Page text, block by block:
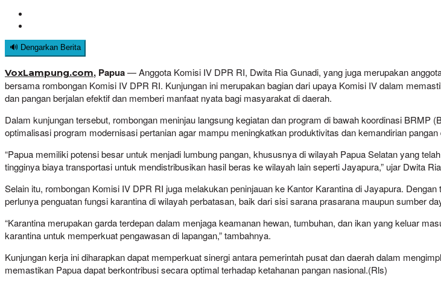
🔊 Dengarkan Berita
VoxLampung.com, Papua— Anggota Komisi IV DPR RI, Dwita Ria Gunadi, yang juga merupakan
bersama rombongan Komisi IV DPR RI. Kunjungan ini merupakan bagian dari upaya Komisi IV dalam
dan pangan berjalan efektif dan memberi manfaat nyata bagi masyarakat di daerah.
Dalam kunjungan tersebut, rombongan meninjau langsung kegiatan dan program di bawah koordinasi
optimalisasi program modernisasi pertanian agar mampu meningkatkan produktivitas dan kemandirian
“Papua memiliki potensi besar untuk menjadi lumbung pangan, khususnya di wilayah Papua Selatan yang
tingginya biaya transportasi untuk mendistribusikan hasil beras ke wilayah lain seperti Jayapura,” ujar Dwita
Selain itu, rombongan Komisi IV DPR RI juga melakukan peninjauan ke Kantor Karantina di Jayapura.
perlunya penguatan fungsi karantina di wilayah perbatasan, baik dari sisi sarana prasarana maupun sumber
“Karantina merupakan garda terdepan dalam menjaga keamanan hewan, tumbuhan, dan ikan yang keluar
karantina untuk memperkuat pengawasan di lapangan,” tambahnya.
Kunjungan kerja ini diharapkan dapat memperkuat sinergi antara pemerintah pusat dan daerah dalam
memastikan Papua dapat berkontribusi secara optimal terhadap ketahanan pangan nasional.(Rls)